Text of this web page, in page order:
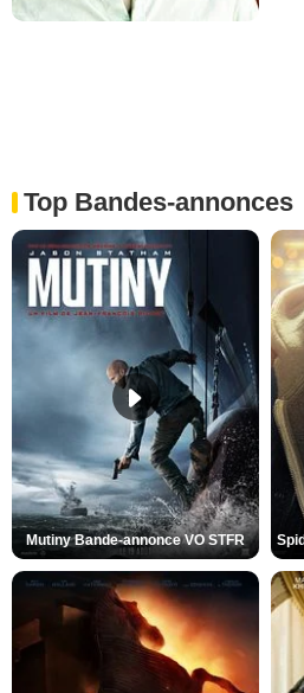
Top Bandes-annonces
Mutiny Bande-annonce VO STFR